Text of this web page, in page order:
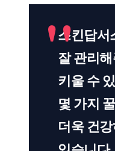
스킨답서
잘 관리
키울 수
몇 가지
더욱 건